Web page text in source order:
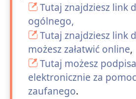
Tutaj znajdziesz link
ogólnego,
Tutaj znajdziesz link
możesz załatwić online,
Tutaj możesz
elektronicznie za
zaufanego.